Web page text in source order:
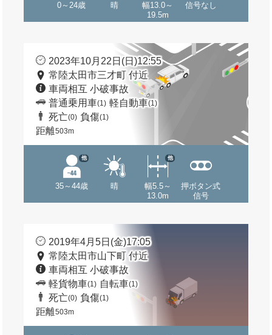
0～24歳 晴
幅13.0～
19.5m
信号なし
2023年10月22日(日)12:55
常陸太田市三才町 付近
車両相互 小破事故
普通乗用車(1) 軽自動車(1)
死亡(0) 負傷(1)
距離503m
35～44歳
他
晴
幅5.5～
13.0m
他
押ボタン式
信号
2019年4月5日(金)17:05
常陸太田市山下町 付近
車両相互 小破事故
軽貨物車(1) 自転車(1)
死亡(0) 負傷(1)
距離503m